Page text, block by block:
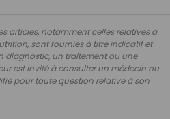
articles, notamment celles relatives à
sont fournies à titre indicatif et
diagnostic, un traitement ou une
est invité à consulter un médecin ou
pour toute question relative à son